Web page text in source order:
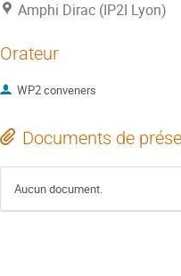
Amphi Dirac (IP2I Lyon)
Orateur
WP2 conveners
Documents de
Aucun document.